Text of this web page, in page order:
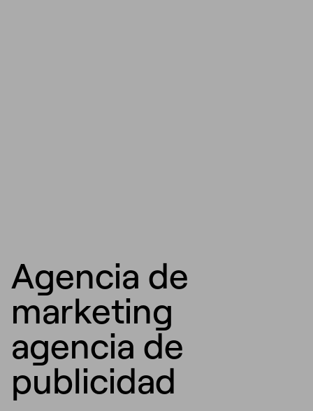
Agencia de
marketing
agencia de
publicidad